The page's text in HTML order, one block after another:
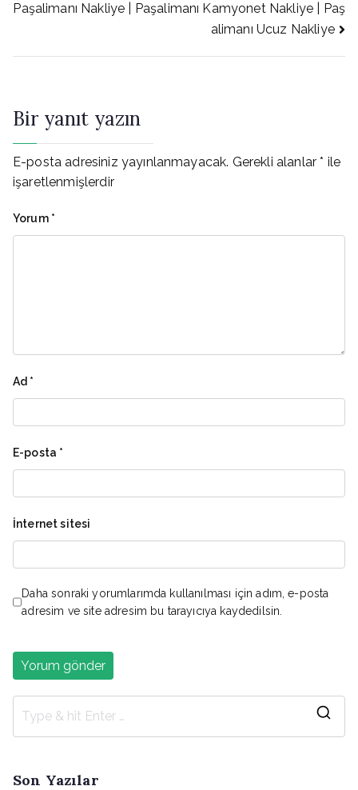
gezinmesi
Paşalimanı Nakliye | Paşalimanı Kamyonet Nakliye | Paş
alimanı Ucuz Nakliye
Bir yanıt yazın
E-posta adresiniz yayınlanmayacak. Gerekli alanlar* ile
işaretlenmişlerdir
Yorum *
Ad *
E-posta *
İnternet sitesi
Daha sonraki yorumlarımda kullanılması için adım, e-posta
adresim ve site adresim bu tarayıcıya kaydedilsin.
Son Yazılar